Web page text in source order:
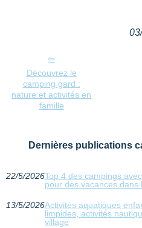
Découvrez le
camping gard :
nature et activités en
famille
Dernières publications
22/5/2026Top 4 des campings
pour des vacances dans
13/5/2026Activités aquatiques
limpides, activités
village